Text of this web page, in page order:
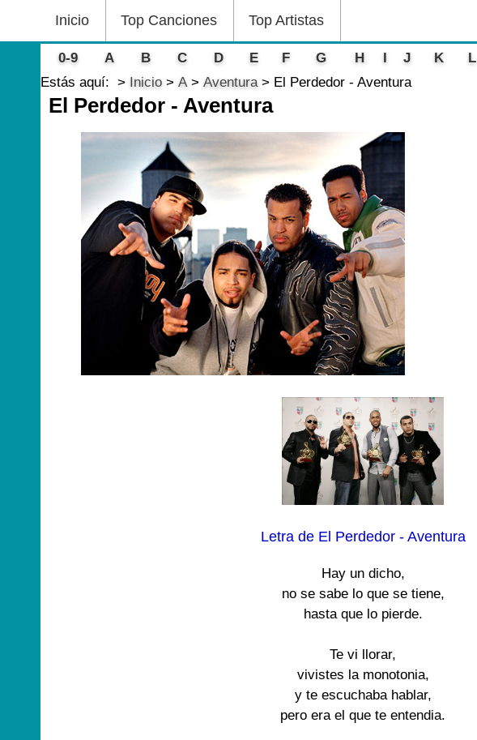
Inicio Top Canciones Top Artistas
0-9 A B C D E F G H I J K L
Estás aquí:
Inicio A Aventura El Perdedor - Aventura
El Perdedor - Aventura
Letra de El Perdedor - Aventura
Hay un dicho,
no se sabe lo que se tiene,
hasta que lo pierde.
Te vi llorar,
vivistes la monotonia,
y te escuchaba hablar,
pero era el que te entendia.